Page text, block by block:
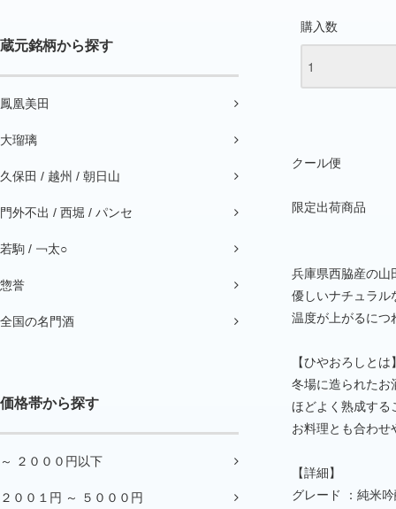
蔵元銘柄から探す
鳳凰美田
大瑠璃
久保田 / 越州 / 朝日山
門外不出 / 西堀 / パンセ
若駒 / ￢太○
惣誉
全国の名門酒
価格帯から探す
～ ２０００円以下
２００１円 ～ ５０００円
購入数
クール便
限定出荷商品
兵庫県西脇産の山
優しいナチュラル
温度が上がるにつ
【ひやおろしとは
冬場に造られたお
ほどよく熟成する
お料理とも合わせ
【詳細】
グレード ：純米